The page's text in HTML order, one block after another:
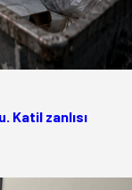
Katil zanlısı